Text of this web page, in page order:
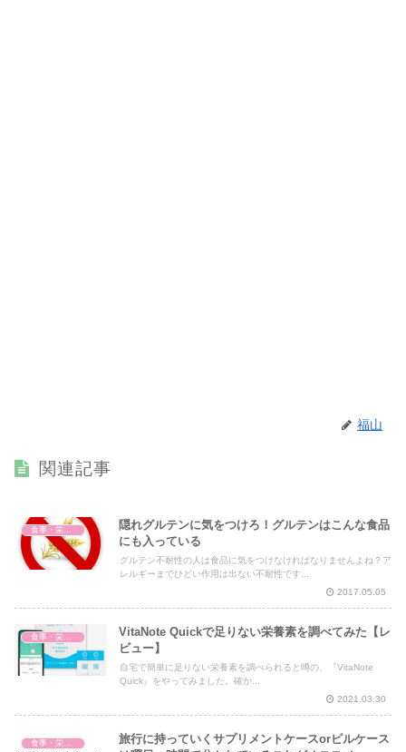
福山
関連記事
隠れグルテンに気をつけろ！グルテンはこんな食品
にも入っている
グルテン不耐性の人は食品に気をつけなければなりませんよね？ア
レルギーまでひどい作用は出ない不耐性です...
2017.05.05
VitaNote Quickで足りない栄養素を調べてみた【レ
ビュー】
自宅で簡単に足りない栄養素を調べられると噂の、『VitaNote
Quick』をやってみました。確か...
2021.03.30
食事・栄養・サプリ
旅行に持っていくサプリメントケースorピルケース